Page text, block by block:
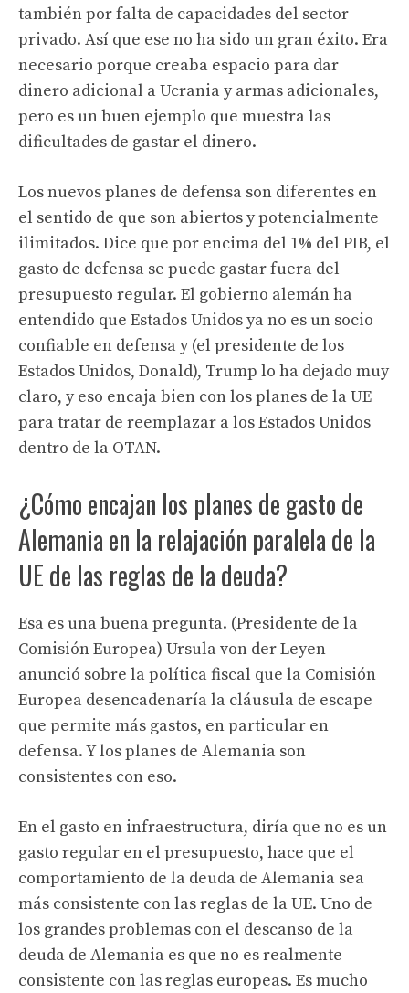
también por falta de capacidades del sector
privado. Así que ese no ha sido un gran éxito. Era
necesario porque creaba espacio para dar
dinero adicional a Ucrania y armas adicionales,
pero es un buen ejemplo que muestra las
dificultades de gastar el dinero.
Los nuevos planes de defensa son diferentes en
el sentido de que son abiertos y potencialmente
ilimitados. Dice que por encima del 1% del PIB, el
gasto de defensa se puede gastar fuera del
presupuesto regular. El gobierno alemán ha
entendido que Estados Unidos ya no es un socio
confiable en defensa y (el presidente de los
Estados Unidos, Donald), Trump lo ha dejado muy
claro, y eso encaja bien con los planes de la UE
para tratar de reemplazar a los Estados Unidos
dentro de la OTAN.
¿Cómo encajan los planes de gasto de
Alemania en la relajación paralela de la
UE de las reglas de la deuda?
Esa es una buena pregunta. (Presidente de la
Comisión Europea) Ursula von der Leyen
anunció sobre la política fiscal que la Comisión
Europea desencadenaría la cláusula de escape
que permite más gastos, en particular en
defensa. Y los planes de Alemania son
consistentes con eso.
En el gasto en infraestructura, diría que no es un
gasto regular en el presupuesto, hace que el
comportamiento de la deuda de Alemania sea
más consistente con las reglas de la UE. Uno de
los grandes problemas con el descanso de la
deuda de Alemania es que no es realmente
consistente con las reglas europeas. Es mucho